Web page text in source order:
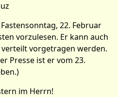
22. Februar
vorzulesen. Er kann auch
vorgetragen werden.
Presse ist er vom 23.
im Herrn!